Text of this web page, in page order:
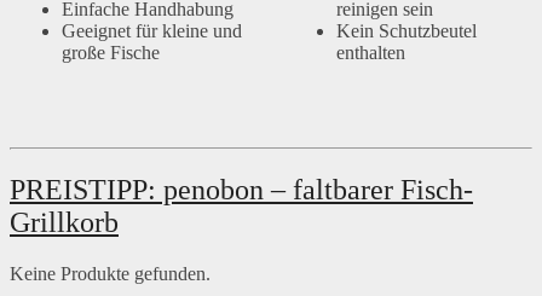
Einfache Handhabung
Geeignet für kleine und
große Fische
reinigen sein
Kein Schutzbeutel
enthalten
PREISTIPP: penobon – faltbarer Fisch-
Grillkorb
Keine Produkte gefunden.